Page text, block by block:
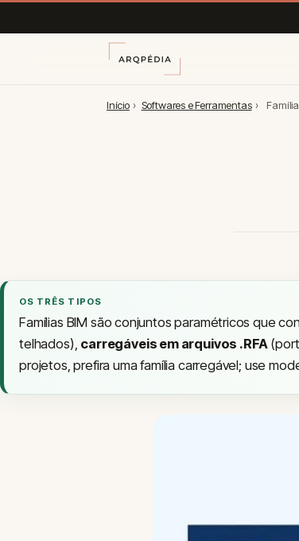
Início › Softwares e Ferramentas ›
OS TRÊS TIPOS
Famílias BIM são conjuntos paramétricos que
telhados), carregáveis em arquivos .RFA
projetos, prefira uma família carregável; use